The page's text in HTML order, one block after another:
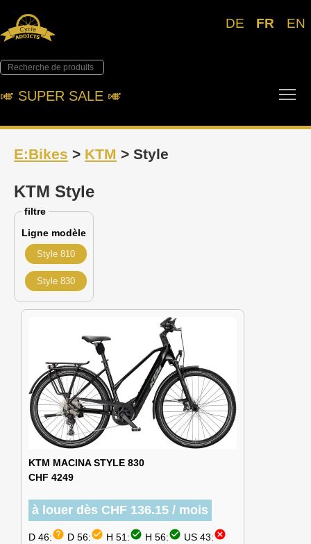
DE FR EN
🎺︎ SUPER SALE 🎺︎
E:Bikes > KTM > Style
KTM Style
filtre
Ligne modèle
Style 810
Style 830
KTM MACINA STYLE 830
CHF 4249
à louer dès CHF 136.15 / mois
D 46:help D 56:check_circle H 51:check_circle H 56:check_circle US 43:cancel